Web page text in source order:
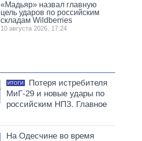
«Мадьяр» назвал главную
цель ударов по российским
складам Wildberries
10 августа 2026, 17:24
ИТОГИ
Потеря истребителя
МиГ-29 и новые удары по
российским НПЗ. Главное
На Одесчине во время